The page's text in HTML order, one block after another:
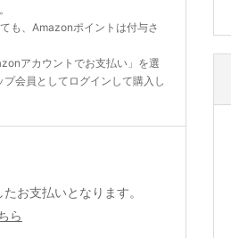
も、Amazonポイントは付与さ
アカウントでお支払い」を選
会員としてログインして購入し
お支払いとなります。
ら